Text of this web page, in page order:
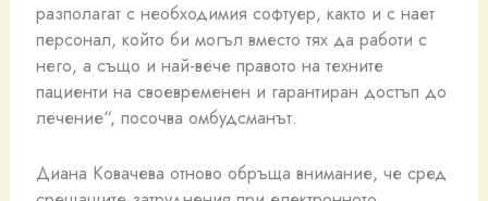
разполагат с необходимия софтуер, както и с нает
персонал, който би могъл вместо тях да работи с
него, а също и най-вече правото на техните
пациенти на своевременен и гарантиран достъп до
лечение“, посочва омбудсманът.
Диана Ковачева отново обръща внимание, че сред